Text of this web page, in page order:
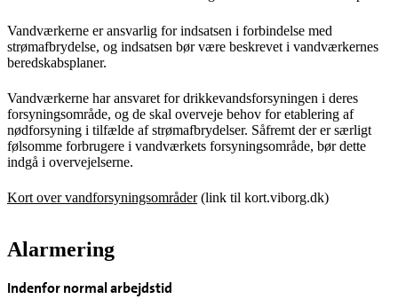
Vandværkerne er ansvarlig for indsatsen i forbindelse med
strømafbrydelse, og indsatsen bør være beskrevet i vandværkernes
beredskabsplaner.
Vandværkerne har ansvaret for drikkevandsforsyningen i deres
forsyningsområde, og de skal overveje behov for etablering af
nødforsyning i tilfælde af strømafbrydelser. Såfremt der er særligt
følsomme forbrugere i vandværkets forsyningsområde, bør dette
indgå i overvejelserne.
Kort over vandforsyningsområder(link til kort.viborg.dk)
Alarmering
Indenfor normal arbejdstid